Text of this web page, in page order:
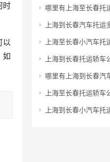
时
以
如
哪里有上海至长春托
上海到长春汽车托运
上海至长春小汽车托
上海到长春托运轿车
哪里有上海到长春汽
上海至长春托运轿车
上海到长春小汽车托